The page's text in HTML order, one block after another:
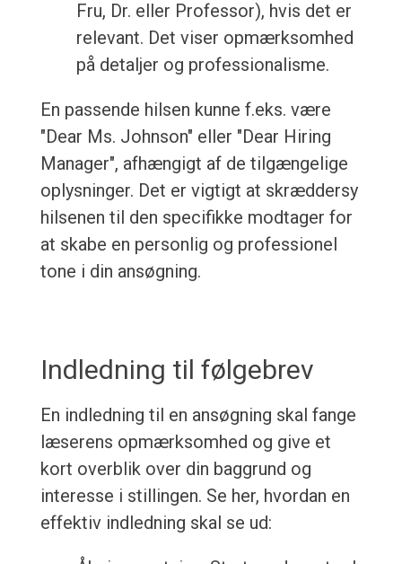
Fru, Dr. eller Professor), hvis det er
relevant. Det viser opmærksomhed
på detaljer og professionalisme.
En passende hilsen kunne f.eks. være
"Dear Ms. Johnson" eller "Dear Hiring
Manager", afhængigt af de tilgængelige
oplysninger. Det er vigtigt at skræddersy
hilsenen til den specifikke modtager for
at skabe en personlig og professionel
tone i din ansøgning.
Indledning til følgebrev
En indledning til en ansøgning skal fange
læserens opmærksomhed og give et
kort overblik over din baggrund og
interesse i stillingen. Se her, hvordan en
effektiv indledning skal se ud: